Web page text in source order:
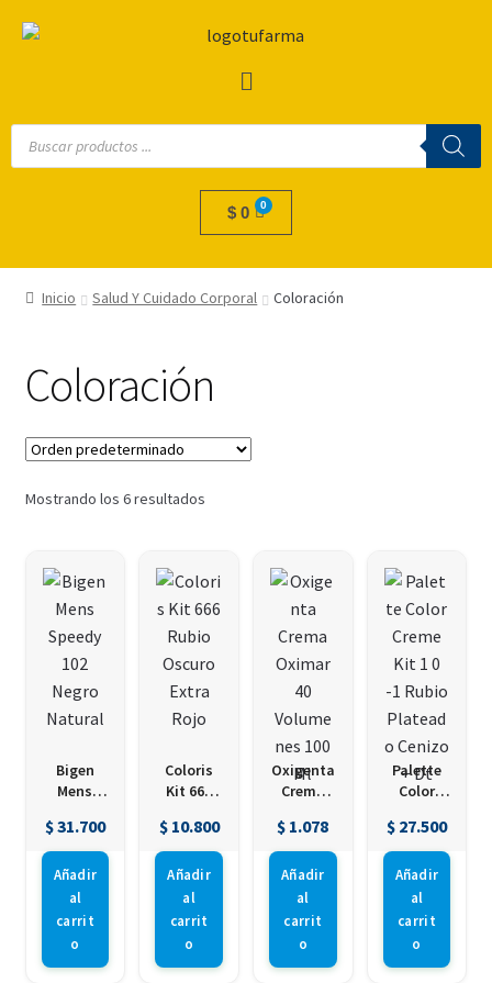
$ 0
Inicio Salud Y Cuidado Corporal Coloración
Coloración
Mostrando los 6 resultados
Bigen
Mens
102 Negro
Natural
$31.700
Añadir
al
carrit
o
Coloris
Kit 666
Oscuro
Extra
Rojo
$10.800
Añadir
al
carrit
o
Oxigenta
Crema
40
Volumen
es 100 Ml
$ 1.078
Añadir
al
carrit
o
Palette
Color
1 0 -1
Rubio
Plateado
Cenizo +
Dt
$27.500
Añadir
al
carrit
o